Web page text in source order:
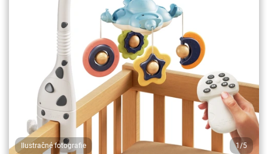
Ilustračné fotografie 1/5